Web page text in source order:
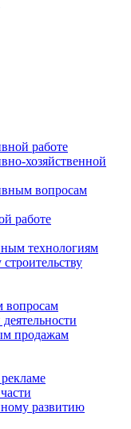
работе
хозяйственной
вопросам
работе
технологиям
вопросам
продажам
развитию